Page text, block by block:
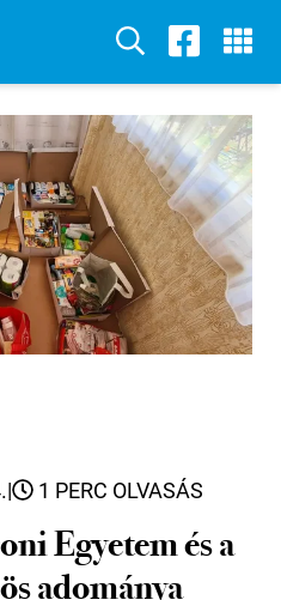
| 1 PERC OLVASÁS
Egyetem és a
adománya